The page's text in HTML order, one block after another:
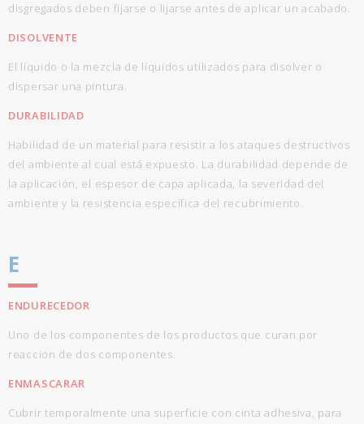
disgregados deben fijarse o lijarse antes de aplicar un acabado.
DISOLVENTE
El líquido o la mezcla de líquidos utilizados para disolver o
dispersar una pintura.
DURABILIDAD
Habilidad de un material para resistir a los ataques destructivos
del ambiente al cual está expuesto. La durabilidad depende de
la aplicación, el espesor de capa aplicada, la severidad del
ambiente y la resistencia específica del recubrimiento.
E
ENDURECEDOR
Uno de los componentes de los productos que curan por
reacción de dos componentes.
ENMASCARAR
Cubrir temporalmente una superficie con cinta adhesiva, para